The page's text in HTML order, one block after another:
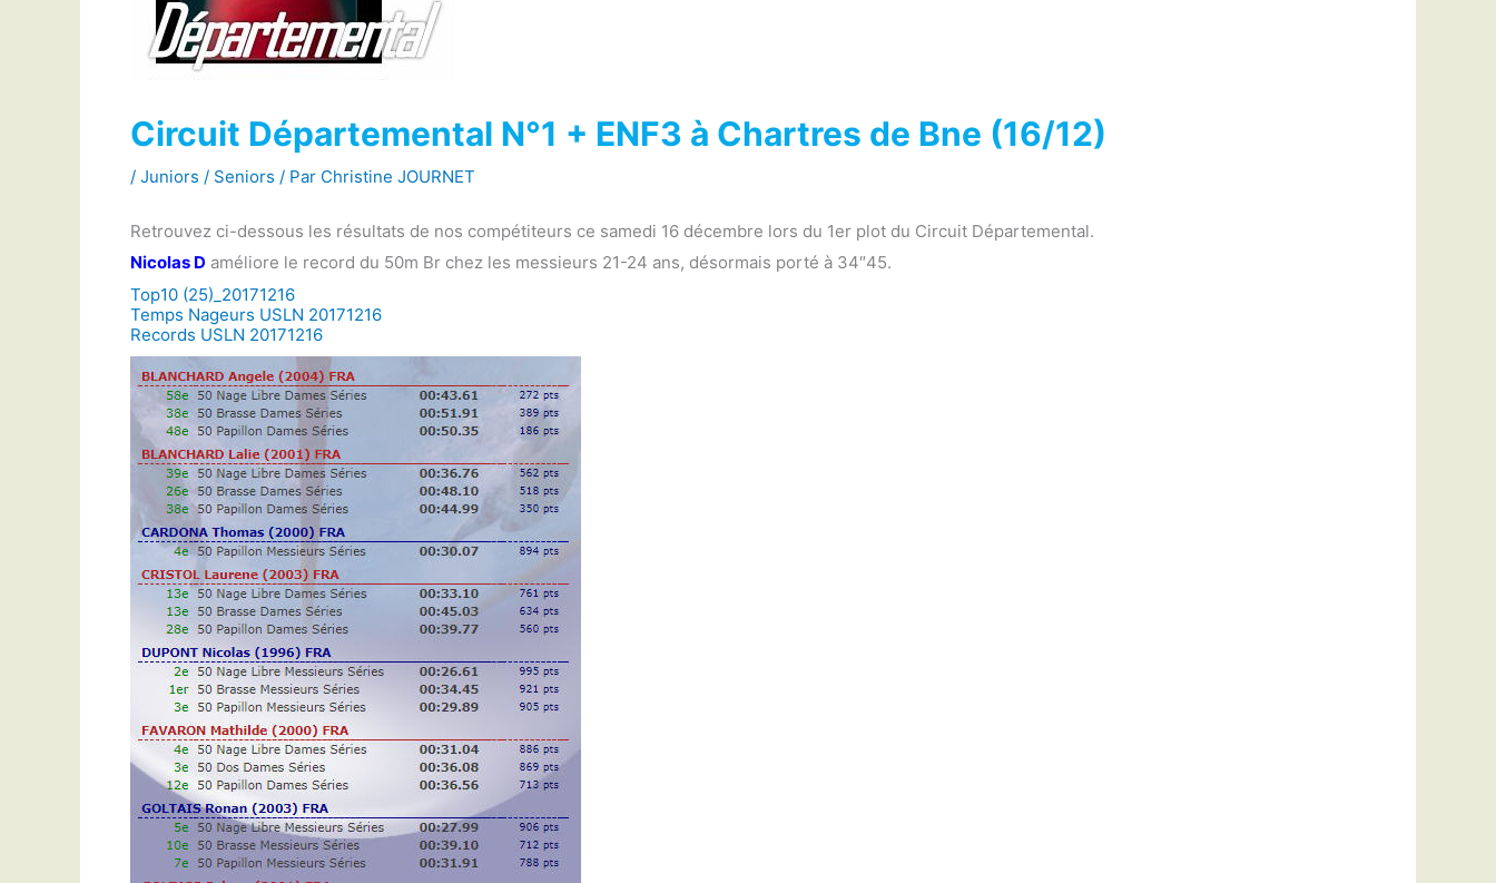
Circuit Départemental N°1 + ENF3 à Chartres de Bne (16/12)
/ Juniors / Seniors / Par Christine JOURNET
Retrouvez ci-dessous les résultats de nos compétiteurs ce samedi 16 décembre lors du 1er plot du Circuit Départemental.
Nicolas D améliore le record du 50m Br chez les messieurs 21-24 ans, désormais porté à 34″45.
Top10 (25)_20171216
Temps Nageurs USLN 20171216
Records USLN 20171216